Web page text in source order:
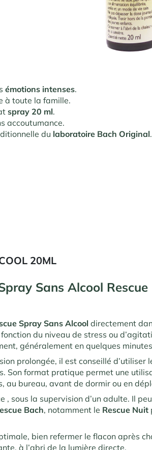
émotions intenses.
à toute la famille.
spray 20 ml.
accoutumance.
du laboratoire Bach Original.
20ML
Sans Alcool Rescue
Spray Sans Alcool directement
du niveau de stress ou
généralement en quelques
prolongée, il est conseillé d’utiliser
Son format pratique permet une
au bureau, avant de dormir ou en
, sous la supervision d’un adulte. Il
Bach, notamment le Rescue Nuit
bien refermer le flacon après
à l’abri de la lumière directe.